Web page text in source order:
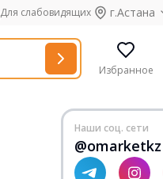
Для слабовидящих г.Астана
Избранное
Наши соц. сети
@omarketkz